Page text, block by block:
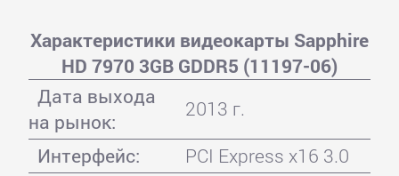
Характеристики видеокарты Sapphire
HD 7970 3GB GDDR5 (11197-06)
Дата выхода
на рынок:
2013 г.
Интерфейс:
PCI Express x16 3.0